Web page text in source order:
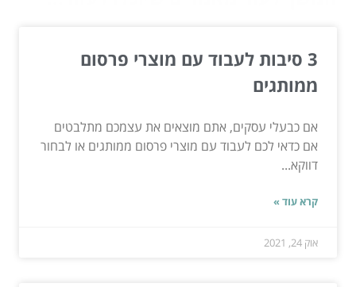
3 סיבות לעבוד עם מוצרי פרסום
ממותגים
אם כבעלי עסקים, אתם מוצאים את עצמכם מתלבטים
אם כדאי לכם לעבוד עם מוצרי פרסום ממותגים או לבחור
דווקא...
קרא עוד »
אוק 24, 2021